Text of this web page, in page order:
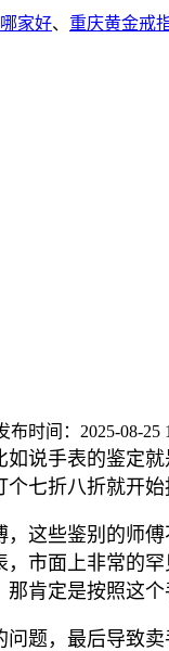
家好、 重庆黄金戒
布时间：2025-08-25
说手表的鉴定
七折八折就开
这些鉴别的师
市面上非常的
肯定是按照这个
题，最后导致